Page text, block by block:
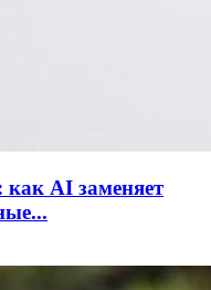
как AI заменяет